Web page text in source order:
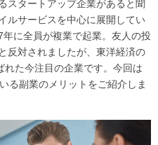
スタートアップ企業があると聞
ルサービスを中心に展開してい
に全員が複業で起業。友人の投
反対されましたが、東洋経済の
れた今注目の企業です。今回は
る副業のメリットをご紹介しま